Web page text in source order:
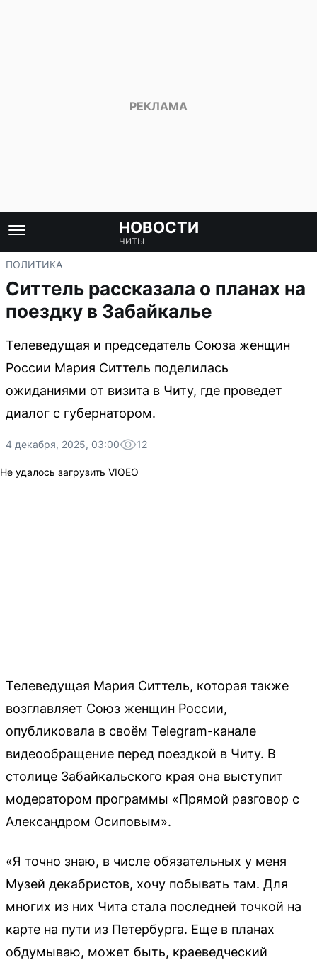
НОВОСТИ
ЧИТЫ
ПОЛИТИКА
Ситтель рассказала о планах на
поездку в Забайкалье
Телеведущая и председатель Союза женщин
России Мария Ситтель поделилась
ожиданиями от визита в Читу, где проведет
диалог с губернатором.
4 декабря, 2025, 03:00 12
Не удалось загрузить VIQEO
Телеведущая Мария Ситтель, которая также
возглавляет Союз женщин России,
опубликовала в своём Telegram-канале
видеообращение перед поездкой в Читу. В
столице Забайкальского края она выступит
модератором программы «Прямой разговор с
Александром Осиповым».
«Я точно знаю, в числе обязательных у меня
Музей декабристов, хочу побывать там. Для
многих из них Чита стала последней точкой на
карте на пути из Петербурга. Еще в планах
обдумываю, может быть, краеведческий